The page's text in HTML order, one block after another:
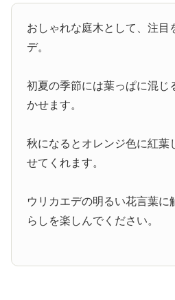
おしゃれな庭木として、注目
デ。
初夏の季節には葉っぱに混じ
かせます。
秋になるとオレンジ色に紅葉
せてくれます。
ウリカエデの明るい花言葉に
らしを楽しんでください。